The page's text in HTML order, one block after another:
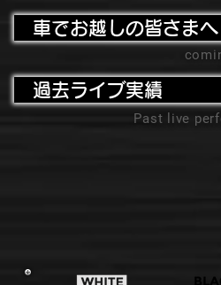
車でお越しの皆さまへ
過去ライブ実績
Past live